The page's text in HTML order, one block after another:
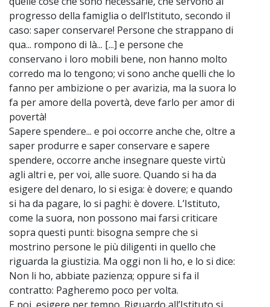
progresso della famiglia o dell’Istituto, secondo il
caso: saper conservare! Persone che strappano di
qua... rompono di là... [...] e persone che
conservano i loro mobili bene, non hanno molto
corredo ma lo tengono; vi sono anche quelli che lo
fanno per ambizione o per avarizia, ma la suora lo
fa per amore della povertà, deve farlo per amor di
povertà!
Sapere spendere... e poi occorre anche che, oltre a
saper produrre e saper conservare e sapere
spendere, occorre anche insegnare queste virtù
agli altri e, per voi, alle suore. Quando si ha da
esigere del denaro, lo si esiga: è dovere; e quando
si ha da pagare, lo si paghi: è dovere. L’Istituto,
come la suora, non possono mai farsi criticare
sopra questi punti: bisogna sempre che si
mostrino persone le più diligenti in quello che
riguarda la giustizia. Ma oggi non li ho, e lo si dice:
Non li ho, abbiate pazienza; oppure si fa il
contratto: Pagheremo poco per volta.